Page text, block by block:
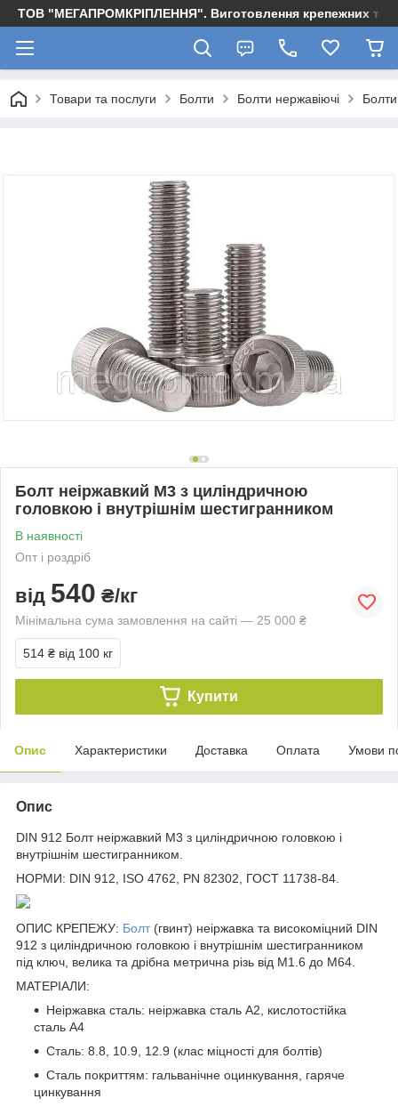
ТОВ "МЕГАПРОМКРІПЛЕННЯ". Виготовлення крепежних та
Товари та послуги Болти Болти нержавіючі
Болт неіржавкий М3 з циліндричною
головкою і внутрішнім шестигранником
В наявності
Опт і роздріб
від 540 ₴/кг
Мінімальна сума замовлення на сайті — 25 000 ₴
514 ₴ від 100 кг
Купити
Опис Характеристики Доставка Оплата Умови
Опис
DIN 912 Болт неіржавкий М3 з циліндричною головкою і
внутрішнім шестигранником.
НОРМИ: DIN 912, ISO 4762, PN 82302, ГОСТ 11738-84.
ОПИС КРЕПЕЖУ: Болт(гвинт) неіржавка та високоміцний DIN
912 з циліндричною головкою і внутрішнім шестигранником
під ключ, велика та дрібна метрична різь від М1.6 до М64.
МАТЕРІАЛИ:
Неіржавка сталь: неіржавка сталь А2, кислотостійка
сталь А4
Сталь: 8.8, 10.9, 12.9 (клас міцності для болтів)
Сталь покриттям: гальванічне оцинкування, гаряче
цинкування